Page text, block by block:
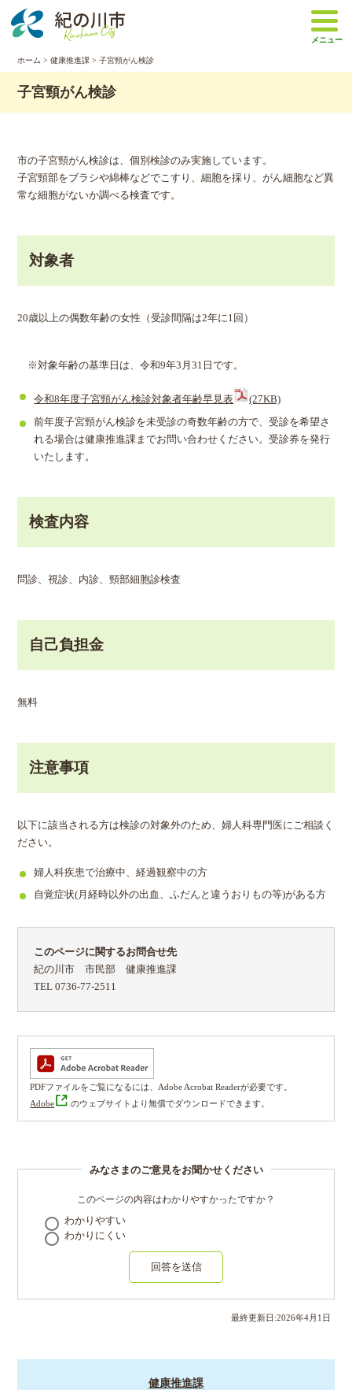
メニュー
ホーム >健康推進課 > 子宮頸がん検診
子宮頸がん検診
市の子宮頸がん検診は、個別検診のみ実施しています。
子宮頸部をブラシや綿棒などでこすり、細胞を採り、がん細胞など異
常な細胞がないか調べる検査です。
対象者
20歳以上の偶数年齢の女性（受診間隔は2年に1回）
※対象年齢の基準日は、令和9年3月31日です。
令和8年度子宮頸がん検診対象者年齢早見表 (27KB)
前年度子宮頸がん検診を未受診の奇数年齢の方で、受診を希望さ
れる場合は健康推進課までお問い合わせください。受診券を発行
いたします。
検査内容
問診、視診、内診、頸部細胞診検査
自己負担金
無料
注意事項
以下に該当される方は検診の対象外のため、婦人科専門医にご相談く
ださい。
婦人科疾患で治療中、経過観察中の方
自覚症状(月経時以外の出血、ふだんと違うおりもの等)がある方
このページに関するお問合せ先
紀の川市 市民部 健康推進課
TEL 0736-77-2511
PDFファイルをご覧になるには、Adobe Acrobat Readerが必要です。
Adobe
のウェブサイトより無償でダウンロードできます。
みなさまのご意見をお聞かせください
このページの内容はわかりやすかったですか？
わかりやすい
わかりにくい
回答を送信
最終更新日:2026年4月 1 日
健康推進課